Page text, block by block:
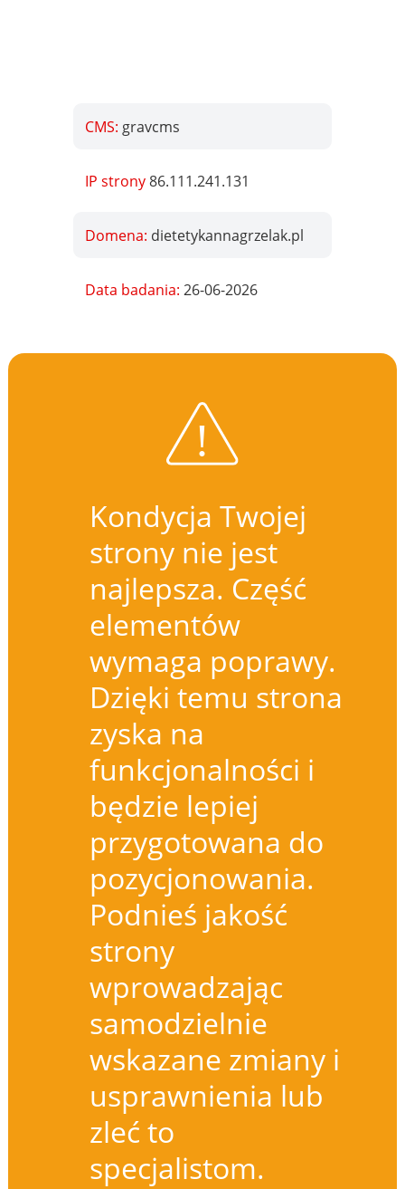
CMS: gravcms
IP strony86.111.241.131
Domena: dietetykannagrzelak.pl
Data badania:26-06-2026
Kondycja Twojej
strony nie jest
najlepsza. Część
elementów
wymaga poprawy.
Dzięki temu strona
zyska na
funkcjonalności i
będzie lepiej
przygotowana do
pozycjonowania.
Podnieś jakość
strony
wprowadzając
samodzielnie
wskazane zmiany i
usprawnienia lub
zleć to
specjalistom.